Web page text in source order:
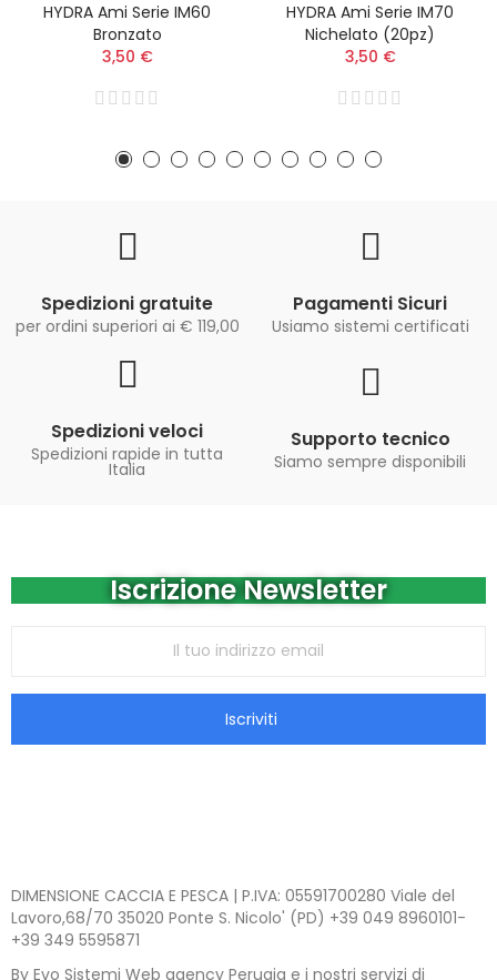
HYDRA Ami Serie IM60
Bronzato
3,50 €
HYDRA Ami Serie IM70
Nichelato (20pz)
3,50 €
Spedizioni gratuite
per ordini superiori ai € 119,00
Pagamenti Sicuri
Usiamo sistemi certificati
Spedizioni veloci
Spedizioni rapide in tutta
Italia
Supporto tecnico
Siamo sempre disponibili
Iscrizione Newsletter
Iscriviti
DIMENSIONE CACCIA E PESCA | P.IVA: 05591700280 Viale del
Lavoro,68/70 35020 Ponte S. Nicolo' (PD) +39 049 8960101-
+39 349 5595871
By Evo Sistemi Web agency Perugia e i nostri servizi di